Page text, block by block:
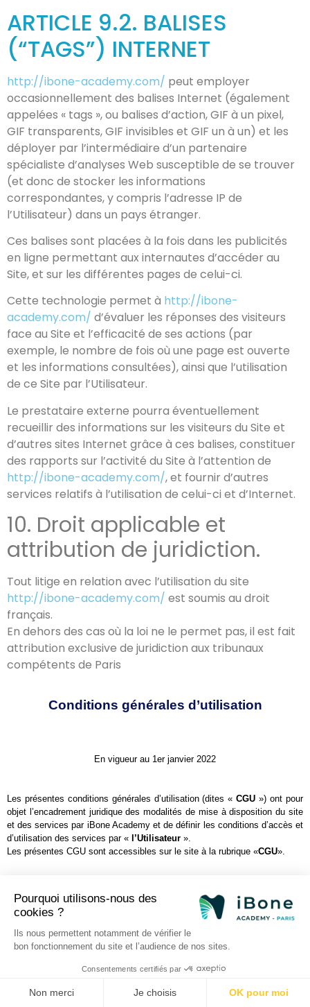
ARTICLE 9.2. BALISES
(“TAGS”) INTERNET
http://ibone-academy.com/ peut employer
occasionnellement des balises Internet (également
appelées « tags », ou balises d’action, GIF à un pixel,
GIF transparents, GIF invisibles et GIF un à un) et les
déployer par l’intermédiaire d’un partenaire
spécialiste d’analyses Web susceptible de se trouver
(et donc de stocker les informations
correspondantes, y compris l’adresse IP de
l’Utilisateur) dans un pays étranger.
Ces balises sont placées à la fois dans les publicités
en ligne permettant aux internautes d’accéder au
Site, et sur les différentes pages de celui-ci.
Cette technologie permet à http://ibone-
academy.com/ d’évaluer les réponses des visiteurs
face au Site et l’efficacité de ses actions (par
exemple, le nombre de fois où une page est ouverte
et les informations consultées), ainsi que l’utilisation
de ce Site par l’Utilisateur.
Le prestataire externe pourra éventuellement
recueillir des informations sur les visiteurs du Site et
d’autres sites Internet grâce à ces balises, constituer
des rapports sur l’activité du Site à l’attention de
http://ibone-academy.com/, et fournir d’autres
services relatifs à l’utilisation de celui-ci et d’Internet.
10. Droit applicable et
attribution de juridiction.
Tout litige en relation avec l’utilisation du site
http://ibone-academy.com/ est soumis au droit
français.
En dehors des cas où la loi ne le permet pas, il est fait
attribution exclusive de juridiction aux tribunaux
compétents de Paris
Conditions générales d’utilisation
En vigueur au 1er janvier 2022
Les présentes conditions générales d’utilisation (dites « CGU ») ont pour
objet l’encadrement juridique des modalités de mise à disposition du site
et des services par iBone Academy et de définir les conditions d’accès et
d’utilisation des services par « l’Utilisateur ».
Les présentes CGU sont accessibles sur le site à la rubrique «CGU».
Article 1 : Les mentions légales
L’édition et la direction de la publication du site https://ibone-
academy.com/ est assurée par Hervé Tarragano.
Adresse e-mail contact@ibone-academy.com
L’hébergeur du site est o2switch – 222-224 Boulevard Gustave Flaubert
Pourquoi utilisons-nous des
cookies ?
Ils nous permettent notamment de vérifier le
bon fonctionnement du site et l’audience de nos sites.
Consentements certifiés par
Non merci Je choisis OK pour moi